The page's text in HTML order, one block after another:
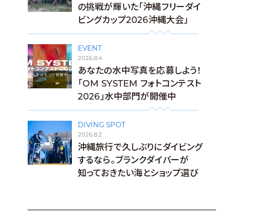
の挑戦が輝いた「沖縄フリーダイ
ビングカップ2026沖縄大会」
EVENT
2026.8.4
あなたの水中写真を応募しよう！
「OM SYSTEM フォトコンテスト
2026」水中部門が開催中
DIVING SPOT
2026.8.2
沖縄旅行で久しぶりにダイビング
するなら。ブランクダイバーが
知っておきたい海とショップ選び